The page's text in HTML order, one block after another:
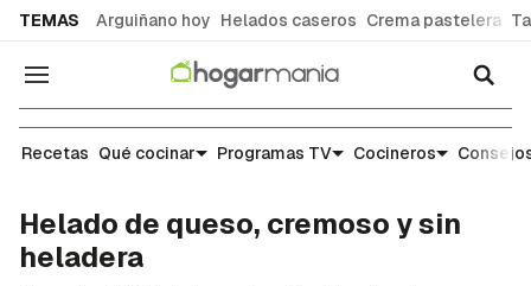
TEMAS Arguiñano hoy Helados caseros Crema pastelera
Navegación
Recetas
Recetas Qué cocinar Programas TV Cocineros
Helado de queso, cremoso y sin
heladera